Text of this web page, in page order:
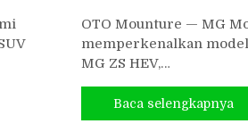
OTO Mounture — MG
memperkenalkan
MG ZS HEV,…
Baca selengkapnya